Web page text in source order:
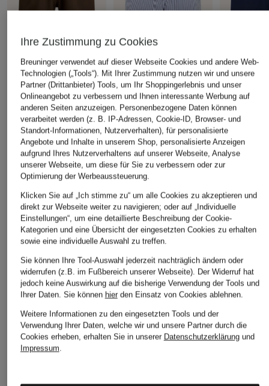
POLO RALPH LAUREN
Badeshorts
95 €
POLO RALPH LAUREN
Badeshorts
125 €
POLO
Badeshorts
95 €
ÄHNLICHE ARTIKEL ENTDECKEN
Ihre Zustimmung zu Cookies
Breuninger verwendet auf dieser Webseite Cookies und andere Web-
Technologien („Tools“). Mit Ihrer Zustimmung nutzen wir und unsere
Partner (Drittanbieter) Tools, um Ihr Shoppingerlebnis und unser
Onlineangebot zu verbessern und Ihnen interessante Werbung auf
anderen Seiten anzuzeigen. Personenbezogene Daten können
verarbeitet werden (z. B. IP-Adressen, Cookie-ID, Browser- und
Standort-Informationen, Nutzerverhalten), für personalisierte
Angebote und Inhalte in unserem Shop, personalisierte Anzeigen
aufgrund Ihres Nutzerverhaltens auf unserer Webseite, Analyse
unserer Webseite, um diese für Sie zu verbessern oder zur
Optimierung der Werbeaussteuerung.
Klicken Sie auf „Ich stimme zu“ um alle Cookies zu akzeptieren und
direkt zur Webseite weiter zu navigieren; oder auf „Individuelle
Einstellungen“, um eine detaillierte Beschreibung der Cookie-
Kategorien und eine Übersicht der eingesetzten Cookies zu erhalten
sowie eine individuelle Auswahl zu treffen.
Sie können Ihre Tool-Auswahl jederzeit nachträglich ändern oder
widerrufen (z.B. im Fußbereich unserer Webseite). Der Widerruf hat
jedoch keine Auswirkung auf die bisherige Verwendung der Tools und
Ihrer Daten. Sie können hierden Einsatz von Cookies ablehnen.
Weitere Informationen zu den eingesetzten Tools und der
Verwendung Ihrer Daten, welche wir und unsere Partner durch die
Cookies erheben, erhalten Sie in unserer Datenschutzerklärungund
Impressum.